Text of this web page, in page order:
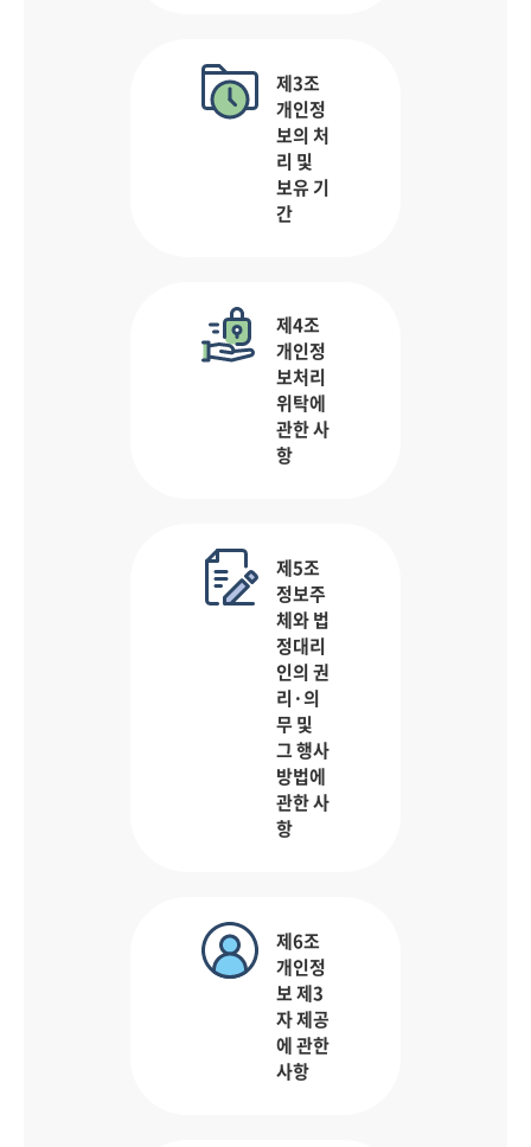
제3조
개인정
보의 처
리 및
보유 기
간
제4조
개인정
보처리
위탁에
관한 사
항
제5조
정보주
체와 법
정대리
인의 권
리·의
무 및
그 행사
방법에
관한 사
항
제6조
개인정
보 제3
자 제공
에 관한
사항